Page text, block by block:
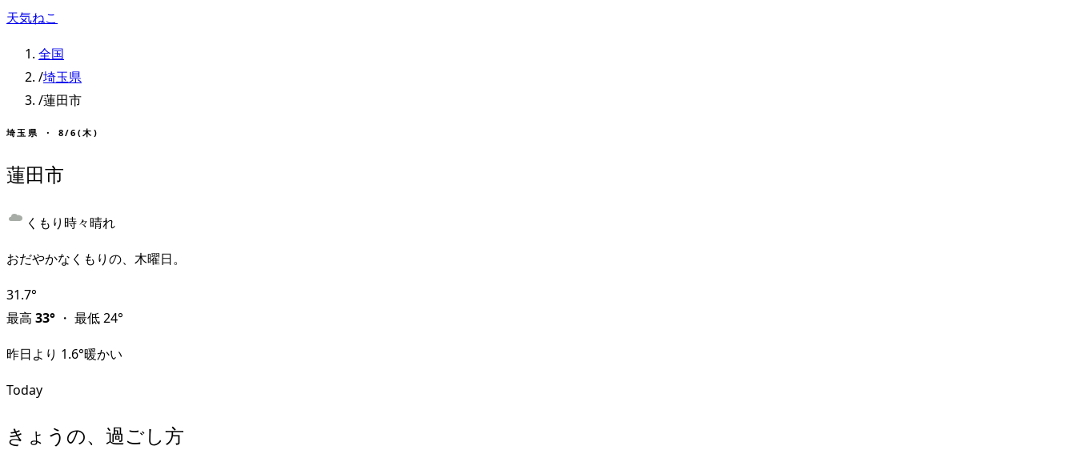
天気ねこ
全国
/埼玉県
/蓮田市
埼玉県 ・ 8/6(木)
蓮田市
くもり時々晴れ
おだやかなくもりの、木曜日。
31.7°
最高 33° ・ 最低24°
昨日より 1.6°暖かい
Today
きょうの、過ごし方